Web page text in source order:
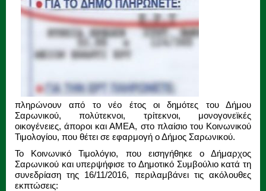
πληρώνουν από το νέο έτος οι δημότες του Δήμου
Σαρωνικού, πολύτεκνοι, τρίτεκνοι, μονογονεϊκές
οικογένειες, άποροι και ΑΜΕΑ, στο πλαίσιο του Κοινωνικού
Τιμολογίου, που θέτει σε εφαρμογή ο Δήμος Σαρωνικού.
Το Κοινωνικό Τιμολόγιο, που εισηγήθηκε ο Δήμαρχος
Σαρωνικού και υπερψήφισε το Δημοτικό Συμβούλιο κατά τη
συνεδρίαση της 16/11/2016, περιλαμβάνει τις ακόλουθες
εκπτώσεις: